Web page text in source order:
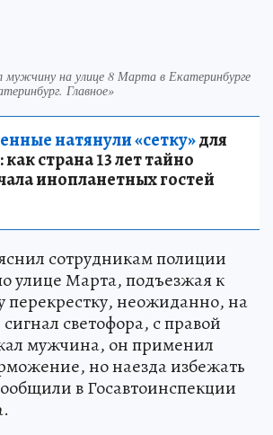
мужчину на улице 8 Марта в Екатеринбурге
Главное»
натянули «сетку»для
страна 13 лет тайно
инопланетных гостей
сотрудникам полиции
улице Марта, подъезжая к
перекрестку, неожиданно, на
светофора, с правой
мужчина, он применил
но наезда избежать
в Госавтоинспекции